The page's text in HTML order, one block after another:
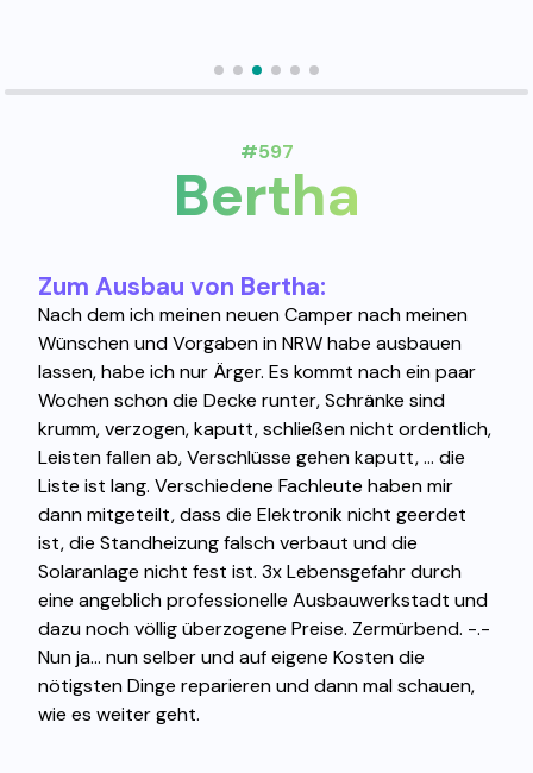
#597
Bertha
Zum Ausbau von Bertha:
Nach dem ich meinen neuen Camper nach meinen
Wünschen und Vorgaben in NRW habe ausbauen
lassen, habe ich nur Ärger. Es kommt nach ein paar
Wochen schon die Decke runter, Schränke sind
krumm, verzogen, kaputt, schließen nicht ordentlich,
Leisten fallen ab, Verschlüsse gehen kaputt, ... die
Liste ist lang. Verschiedene Fachleute haben mir
dann mitgeteilt, dass die Elektronik nicht geerdet
ist, die Standheizung falsch verbaut und die
Solaranlage nicht fest ist. 3x Lebensgefahr durch
eine angeblich professionelle Ausbauwerkstadt und
dazu noch völlig überzogene Preise. Zermürbend. -.-
Nun ja... nun selber und auf eigene Kosten die
nötigsten Dinge reparieren und dann mal schauen,
wie es weiter geht.